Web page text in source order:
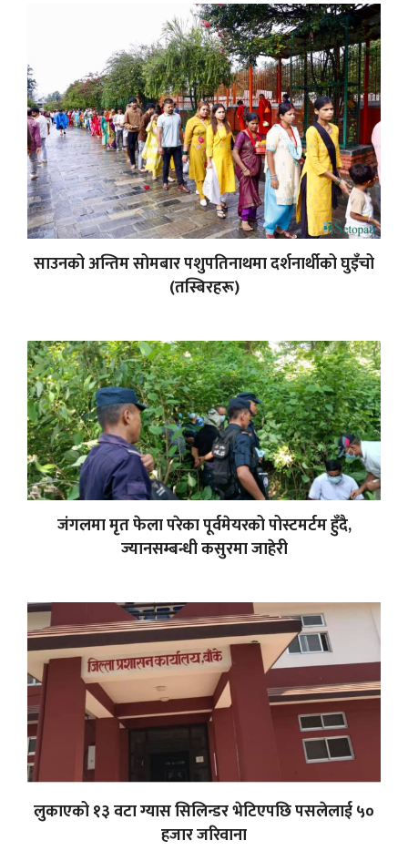
साउनको अन्तिम सोमबार पशुपतिनाथमा दर्शनार्थीको घुइँचो
(तस्बिरहरू)
जंगलमा मृत फेला परेका पूर्वमेयरको पोस्टमर्टम हुँदै,
ज्यानसम्बन्धी कसुरमा जाहेरी
लुकाएको १३ वटा ग्यास सिलिन्डर भेटिएपछि पसलेलाई ५०
हजार जरिवाना